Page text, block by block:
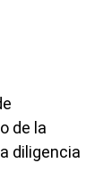
de la
diligencia